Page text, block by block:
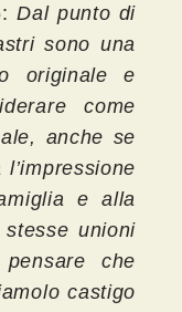
Dal punto di
sono una
originale e
come
anche se
e alla
unioni
che
castigo